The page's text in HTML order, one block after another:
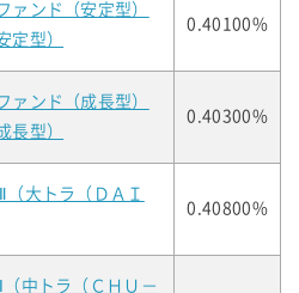
ァンド（安定型）
定型）
0.40100%
ァンド（成長型）
長型）
0.40300%
（大トラ（ＤＡＩ
0.40800%
中トラ（ＣＨＵ－